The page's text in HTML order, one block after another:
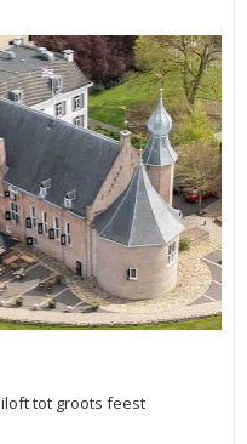
tot groots feest